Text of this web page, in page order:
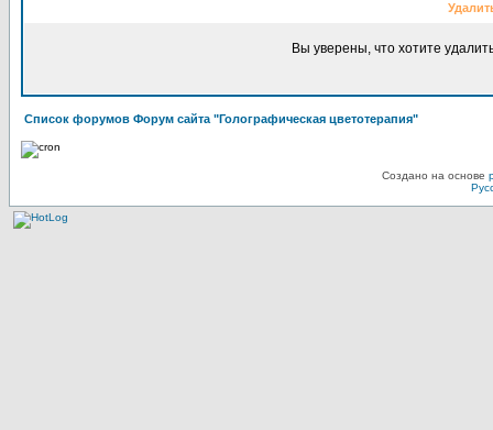
Вы уверены, что хотите
Список форумов Форум сайта "Голографическая цветотерапия"
Создано на основе